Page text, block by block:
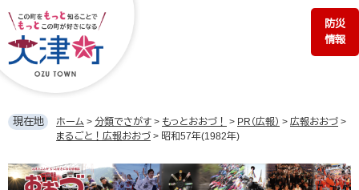
ジ
の
す。
ュ
ー
し
文
防災
情報
現在地 ホーム > 分類でさがす > もっとおおづ！ > PR（広報） > 広報おおづ >
まるごと！広報おおづ > 昭和57年(1982年)
ま